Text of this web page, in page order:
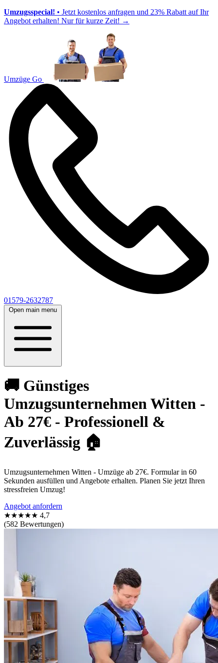
Umzugsspecial! • Jetzt kostenlos anfragen und 23% Rabatt auf Ihr
Angebot erhalten! Nur für kurze Zeit! →
Umzüge Go
01579-2632787
Open main menu
🚚 Günstiges
Umzugsunternehmen Witten -
Ab 27€ - Professionell &
Zuverlässig 🏠
Umzugsunternehmen Witten - Umzüge ab 27€. Formular in 60
Sekunden ausfüllen und Angebote erhalten. Planen Sie jetzt Ihren
stressfreien Umzug!
Angebot anfordern
★★★★★ 4,7
(582 Bewertungen)